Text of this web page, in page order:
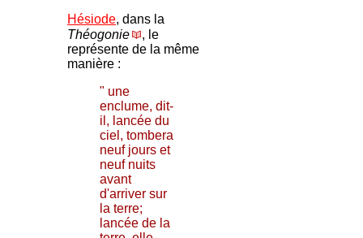
Hésiode, dans la
Théogonie
, le
représente de la même
manière :
" une
enclume, dit-
il, lancée du
ciel, tombera
neuf jours et
neuf nuits
avant
d'arriver sur
la terre;
lancée de la